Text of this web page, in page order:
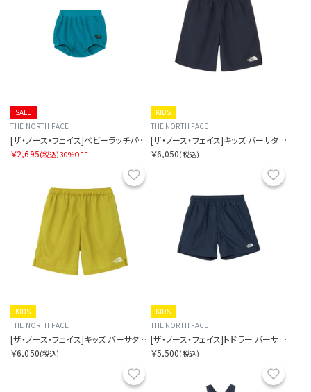
SALE
THE NORTH FACE
[ザ・ノース・フェイス]ベビーラッチパイルショーツ
￥2,695(税込)30%OFF
KIDS
THE NORTH FACE
[ザ・ノース・フェイス]キッズ バーサタイルショート
￥6,050(税込)
お気に入り
KIDS
THE NORTH FACE
[ザ・ノース・フェイス]キッズ バーサタイルショート
￥6,050(税込)
KIDS
THE NORTH FACE
[ザ・ノース・フェイス]トドラー バーサタイルショート
￥5,500(税込)
お気に入り